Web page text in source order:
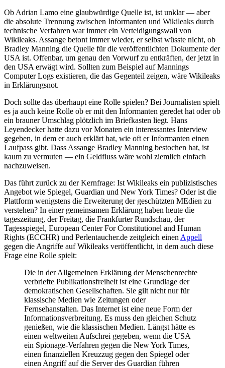
Ob Adrian Lamo eine glaubwürdige Quelle ist, ist unklar — aber
die absolute Trennung zwischen Informanten und Wikileaks durch
technische Verfahren war immer ein Verteidigungswall von
Wikileaks. Assange betont immer wieder, er selbst wüsste nicht, ob
Bradley Manning die Quelle für die veröffentlichten Dokumente der
USA ist. Offenbar, um genau den Vorwurf zu entkräften, der jetzt in
den USA erwägt wird. Sollten zum Beispiel auf Mannings
Computer Logs existieren, die das Gegenteil zeigen, wäre Wikileaks
in Erklärungsnot.
Doch sollte das überhaupt eine Rolle spielen? Bei Journalisten spielt
es ja auch keine Rolle ob er mit den Informanten geredet hat oder ob
ein brauner Umschlag plötzlich im Briefkasten liegt. Hans
Leyendecker hatte dazu vor Monaten ein interessantes Interview
gegeben, in dem er auch erklärt hat, wie oft er Informanten einen
Laufpass gibt. Dass Assange Bradley Manning bestochen hat, ist
kaum zu vermuten — ein Geldfluss wäre wohl ziemlich einfach
nachzuweisen.
Das führt zurück zu der Kernfrage: Ist Wikileaks ein publizistisches
Angebot wie Spiegel, Guardian und New York Times? Oder ist die
Plattform wenigstens die Erweiterung der geschützten MEdien zu
verstehen? In einer gemeinsamen Erklärung haben heute die
tageszeitung, der Freitag, die Frankfurter Rundschau, der
Tagesspiegel, European Center For Constitutionel and Human
Rights (ECCHR) und Perlentaucher.de zeitgleich einen Appell
gegen die Angriffe auf Wikileaks veröffentlicht, in dem auch diese
Frage eine Rolle spielt:
Die in der Allgemeinen Erklärung der Menschenrechte
verbriefte Publikationsfreiheit ist eine Grundlage der
demokratischen Gesellschaften. Sie gilt nicht nur für
klassische Medien wie Zeitungen oder
Fernsehanstalten. Das Internet ist eine neue Form der
Informationsverbreitung. Es muss den gleichen Schutz
genießen, wie die klassischen Medien. Längst hätte es
einen weltweiten Aufschrei gegeben, wenn die USA
ein Spionage-Verfahren gegen die New York Times,
einen finanziellen Kreuzzug gegen den Spiegel oder
einen Angriff auf die Server des Guardian führen